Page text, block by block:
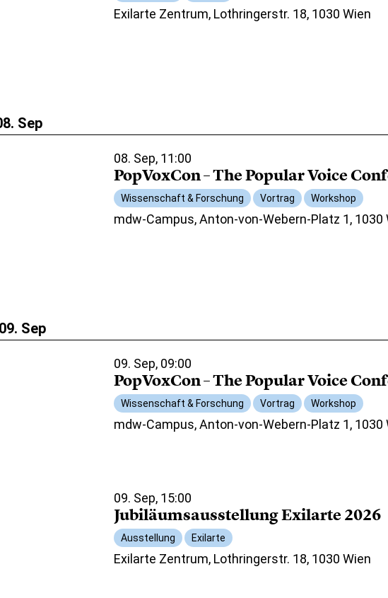
Exilarte Zentrum, Lothringerstr. 18, 1030 Wien
Sep
08. Sep, 11:00
PopVoxCon – The Popular Voice
Wissenschaft & Forschung Vortrag Workshop
mdw-Campus, Anton-von-Webern-Platz 1, 1030
Sep
09. Sep, 09:00
PopVoxCon – The Popular Voice
Wissenschaft & Forschung Vortrag Workshop
mdw-Campus, Anton-von-Webern-Platz 1, 1030
09. Sep, 15:00
Jubiläumsausstellung Exilarte 2026
Ausstellung Exilarte
Exilarte Zentrum, Lothringerstr. 18, 1030 Wien